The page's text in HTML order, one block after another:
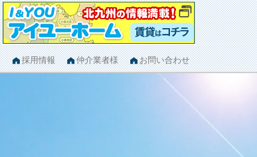
採用情報 仲介業者様 お問い合わせ